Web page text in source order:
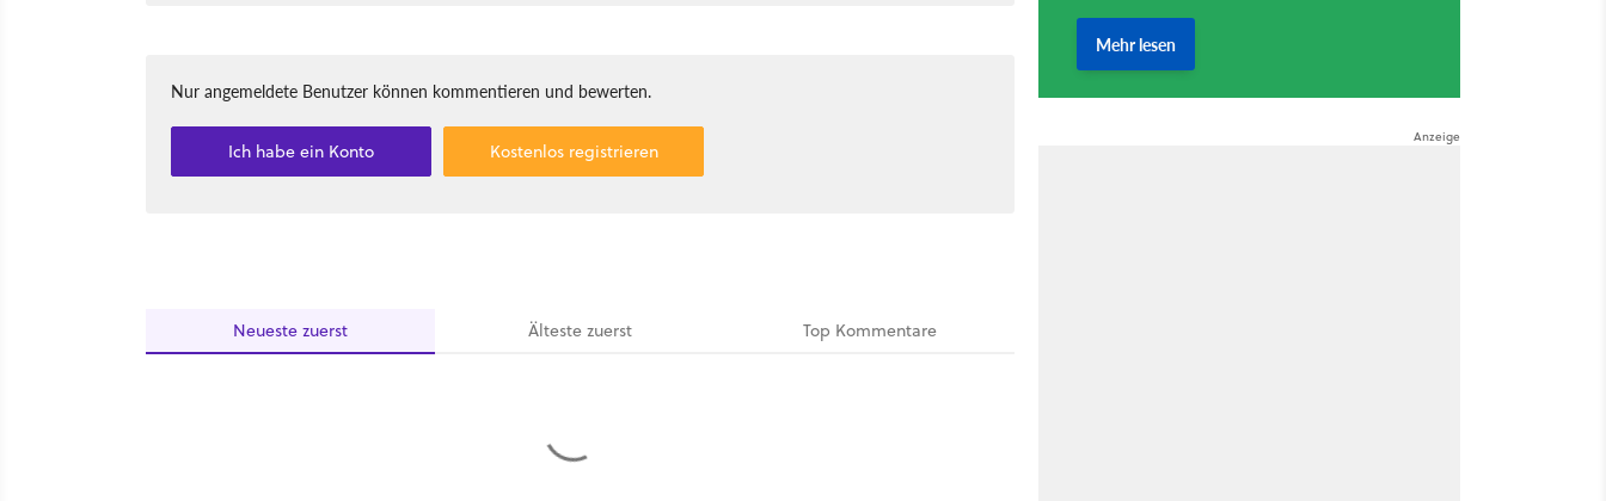
Nur angemeldete Benutzer können kommentieren und bewerten.
Ich habe ein Konto Kostenlos registrieren
Neueste zuerst Ältestezuerst Top Kommentare